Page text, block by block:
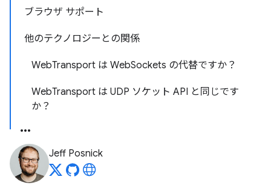
ブラウザ サポート
他のテクノロジーとの関係
WebTransport は WebSockets の代替ですか？
WebTransport は UDP ソケット API と同じです
か？
Jeff Posnick